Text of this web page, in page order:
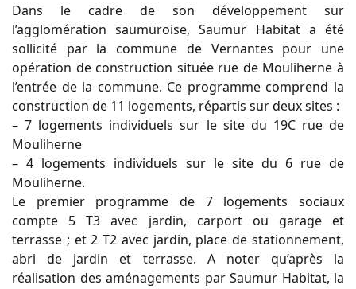
Dans le cadre de son développement sur
l’agglomération saumuroise, Saumur Habitat a été
sollicité par la commune de Vernantes pour une
opération de construction située rue de Mouliherne à
l’entrée de la commune. Ce programme comprend la
construction de 11 logements, répartis sur deux sites :
– 7 logements individuels sur le site du 19C rue de
Mouliherne
– 4 logements individuels sur le site du 6 rue de
Mouliherne.
Le premier programme de 7 logements sociaux
compte 5 T3 avec jardin, carport ou garage et
terrasse ; et 2 T2 avec jardin, place de stationnement,
abri de jardin et terrasse. A noter qu’après la
réalisation des aménagements par Saumur Habitat, la